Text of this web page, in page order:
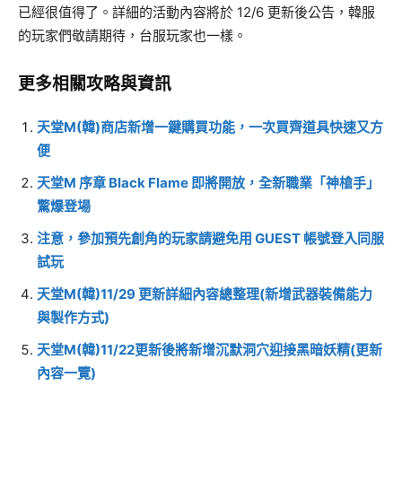
已經很值得了。詳細的活動內容將於 12/6 更新後公告，韓服
的玩家們敬請期待，台服玩家也一樣。
更多相關攻略與資訊
天堂M(韓)商店新增一鍵購買功能，一次買齊道具快速又方
便
天堂M 序章 Black Flame 即將開放，全新職業「神槍手」
驚爆登場
注意，參加預先創角的玩家請避免用 GUEST 帳號登入同服
試玩
天堂M(韓)11/29 更新詳細內容總整理(新增武器裝備能力
與製作方式)
天堂M(韓)11/22更新後將新增沉默洞穴迎接黑暗妖精(更新
內容一覽)